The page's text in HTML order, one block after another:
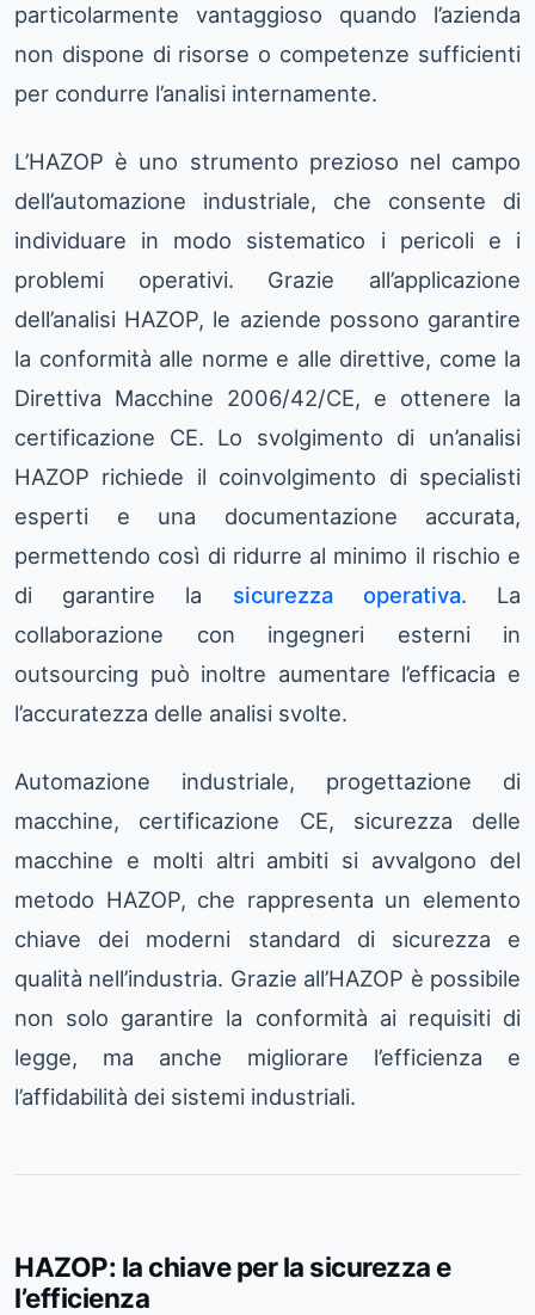
particolarmente vantaggioso quando l’azienda
non dispone di risorse o competenze sufficienti
per condurre l’analisi internamente.
L’HAZOP è uno strumento prezioso nel campo
dell’automazione industriale, che consente di
individuare in modo sistematico i pericoli e i
problemi operativi. Grazie all’applicazione
dell’analisi HAZOP, le aziende possono garantire
la conformità alle norme e alle direttive, come la
Direttiva Macchine 2006/42/CE, e ottenere la
certificazione CE. Lo svolgimento di un’analisi
HAZOP richiede il coinvolgimento di specialisti
esperti e una documentazione accurata,
permettendo così di ridurre al minimo il rischio e
di garantire la sicurezza operativa. La
collaborazione con ingegneri esterni in
outsourcing può inoltre aumentare l’efficacia e
l’accuratezza delle analisi svolte.
Automazione industriale, progettazione di
macchine, certificazione CE, sicurezza delle
macchine e molti altri ambiti si avvalgono del
metodo HAZOP, che rappresenta un elemento
chiave dei moderni standard di sicurezza e
qualità nell’industria. Grazie all’HAZOP è possibile
non solo garantire la conformità ai requisiti di
legge, ma anche migliorare l’efficienza e
l’affidabilità dei sistemi industriali.
HAZOP: la chiave per la sicurezza e
l’efficienza